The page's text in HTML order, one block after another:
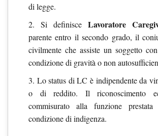
di legge.
2. Si definisce Lavoratore
parente entro il secondo grado, il
civilmente che assiste un soggetto
condizione di gravità o non
3. Lo status di LC è indipendente da
o di reddito. Il riconoscimento
commisurato alla funzione
condizione di indigenza.